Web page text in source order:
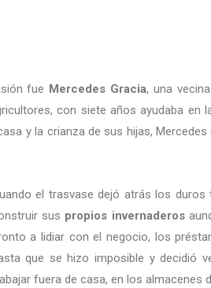
fue Mercedes Gracia, una
con siete años ayudaba en
y la crianza de sus hijas,
el trasvase dejó atrás los
sus propios invernaderos
a lidiar con el negocio, los
que se hizo imposible y decidió
fuera de casa, en los almacenes